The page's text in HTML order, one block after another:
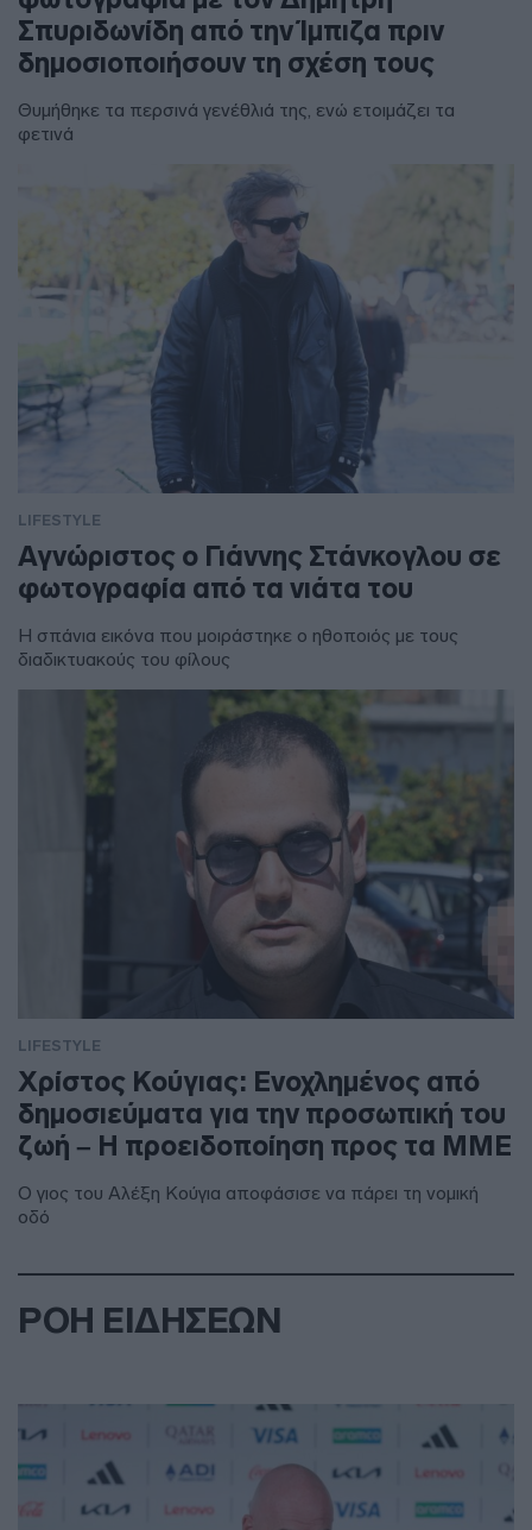
Σπυριδωνίδη από την Ίμπιζα πριν
δημοσιοποιήσουν τη σχέση τους
Θυμήθηκε τα περσινά γενέθλιά της, ενώ ετοιμάζει τα
φετινά
LIFESTYLE
Αγνώριστος ο Γιάννης Στάνκογλου σε
φωτογραφία από τα νιάτα του
Η σπάνια εικόνα που μοιράστηκε ο ηθοποιός με τους
διαδικτυακούς του φίλους
LIFESTYLE
Χρίστος Κούγιας: Ενοχλημένος από
δημοσιεύματα για την προσωπική του
ζωή – Η προειδοποίηση προς τα ΜΜΕ
Ο γιος του Αλέξη Κούγια αποφάσισε να πάρει τη νομική
οδό
ΡΟΗ ΕΙΔΗΣΕΩΝ